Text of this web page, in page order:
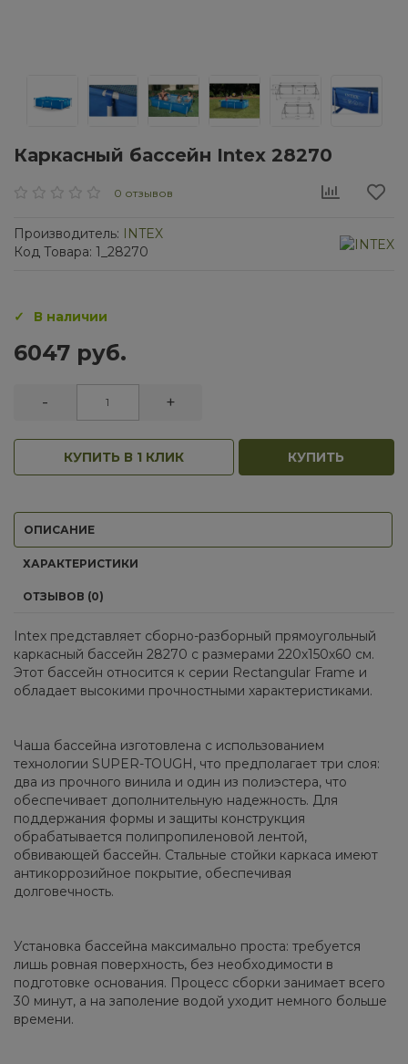
Каркасный бассейн Intex 28270
0 отзывов
Производитель: INTEX
Код Товара: 1_28270
В наличии
6047 руб.
- +
КУПИТЬ В 1 КЛИК КУПИТЬ
ОПИСАНИЕ
ХАРАКТЕРИСТИКИ
ОТЗЫВОВ (0)
Intex представляет сборно-разборный прямоугольный
каркасный бассейн 28270 с размерами 220х150х60 см.
Этот бассейн относится к серии Rectangular Frame и
обладает высокими прочностными характеристиками.
Чаша бассейна изготовлена с использованием
технологии SUPER-TOUGH, что предполагает три слоя:
два из прочного винила и один из полиэстера, что
обеспечивает дополнительную надежность. Для
поддержания формы и защиты конструкция
обрабатывается полипропиленовой лентой,
обвивающей бассейн. Стальные стойки каркаса имеют
антикоррозийное покрытие, обеспечивая
долговечность.
Установка бассейна максимально проста: требуется
лишь ровная поверхность, без необходимости в
подготовке основания. Процесс сборки занимает всего
30 минут, а на заполение водой уходит немного больше
времени.